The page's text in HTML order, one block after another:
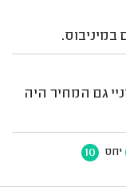
גם המחיר היה
יחס 10